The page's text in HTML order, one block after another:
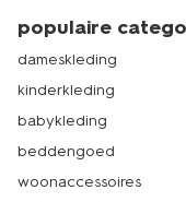
populaire
dameskleding
kinderkleding
babykleding
beddengoed
woonaccessoires